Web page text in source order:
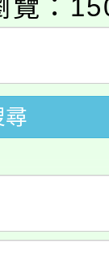
結果(
推廣
析基
中心
社會
。
理
音徵
海報
學生
」
表揚
獎」臺
覽：
尋